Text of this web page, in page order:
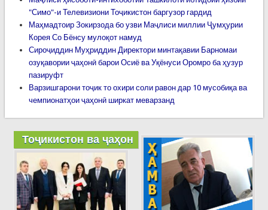
"Симо"-и Телевизиони Тоҷикистон баргузор гардид
Маҳмадтоир Зокирзода бо узви Маҷлиси миллии Ҷумҳурии
Корея Со Бёнсу мулоқот намуд
Сироҷиддин Муҳриддин Директори минтақавии Барномаи
озуқавории ҷаҳонӣ барои Осиё ва Уқёнуси Оромро ба ҳузур
пазируфт
Варзишгарони тоҷик то охири соли равон дар 10 мусобиқа ва
чемпионатҳои ҷаҳонӣ ширкат меварзанд
Тоҷикистон ва ҷаҳон